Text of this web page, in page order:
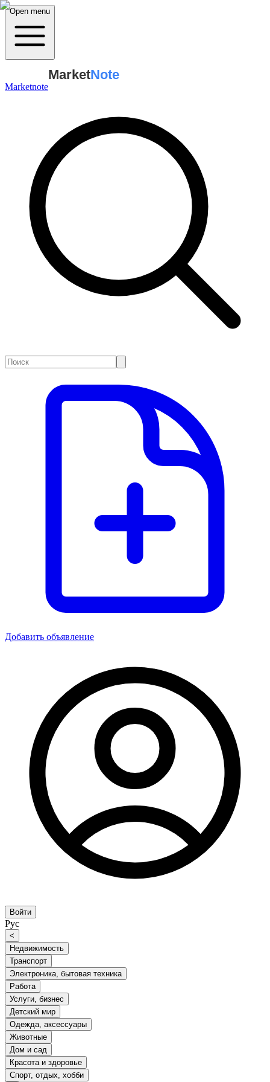
Open menu
Marketnote
MarketNote
Добавить объявление
Войти
Рус
<
Недвижимость
Транспорт
Электроника, бытовая техника
Работа
Услуги, бизнес
Детский мир
Одежда, аксессуары
Животные
Дом и сад
Красота и здоровье
Спорт, отдых, хобби